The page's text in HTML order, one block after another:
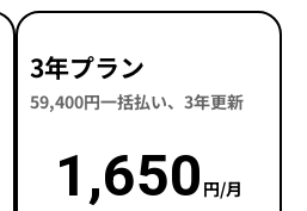
3年プラン
59,400円一括払い、3年更新
1,650 円/月